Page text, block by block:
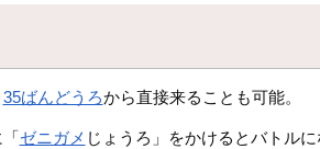
35ばんどうろから直接来ることも可能。
「ゼニガメ じょうろ」をかけるとバトルに